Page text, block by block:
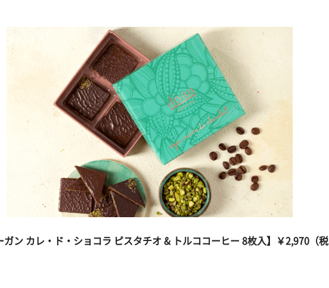
ガン カレ・ド・ショコラ ピスタチオ & トルココーヒー 8枚入】￥2,970（税